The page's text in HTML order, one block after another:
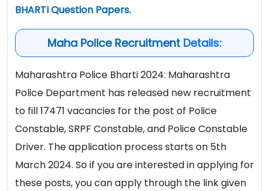
BHARTI Question Papers.
Maha Police Recruitment Details:
Maharashtra Police Bharti 2024: Maharashtra
Police Department has released new recruitment
to fill 17471 vacancies for the post of Police
Constable, SRPF Constable, and Police Constable
Driver. The application process starts on 5th
March 2024. So if you are interested in applying for
these posts, you can apply through the link given